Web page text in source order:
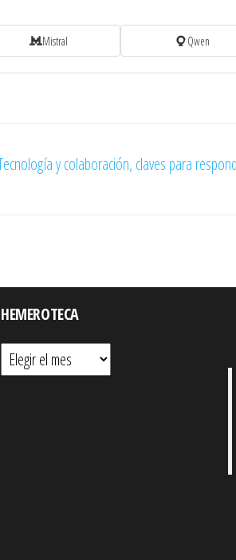
Mistral Qwen
y colaboración, claves para
HEMEROTECA
Hemeroteca